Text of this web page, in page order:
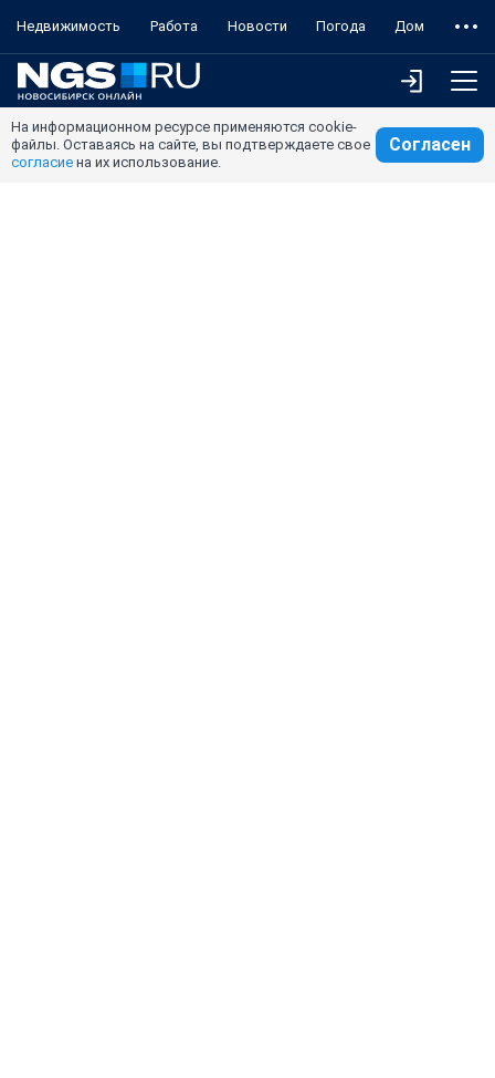
Недвижимость Работа Новости Погода Дом
На информационном ресурсе применяются cookie-
файлы. Оставаясь на сайте, вы подтверждаете свое
согласие на их использование.
Согласен